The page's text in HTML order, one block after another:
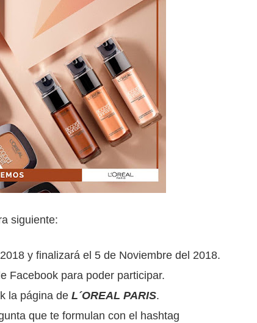
siguiente:
y finalizará el 5 de Noviembre del 2018.
Facebook para poder participar.
la página de L´OREAL PARIS.
que te formulan con el hashtag